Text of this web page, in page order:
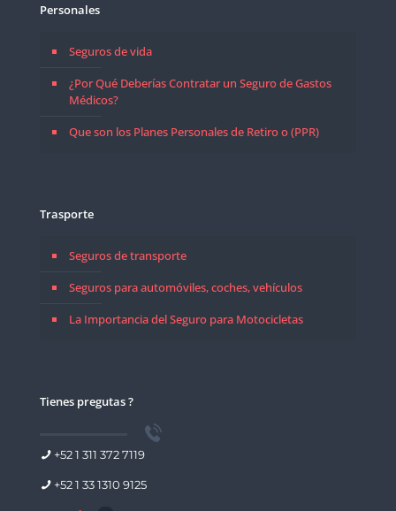
Personales
Seguros de vida
¿Por Qué Deberías Contratar un Seguro de Gastos
Médicos?
Que son los Planes Personales de Retiro o (PPR)
Trasporte
Seguros de transporte
Seguros para automóviles, coches, vehículos
La Importancia del Seguro para Motocicletas
Tienes pregutas ?
+52 1 311 372 7119
+52 1 33 1310 9125